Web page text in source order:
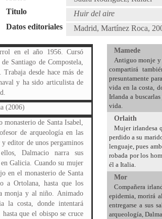
Titulo
Huir del aire
Datos editoriales
Madrid, Martínez Roca,
en el año 1956. Cursó
Santiago de Compostela,
desde hace más de
y ha sido articulista de
(2006)
de Santa Isabel,
de arqueología en las
editor de unos pergaminos
Dalmacio narra sus
Galicia. Cuando su mujer
en el monasterio de Santa
a Ortolana, hasta que los
monja y al niño. Animado
la costa, donde intentará
que el obispo se cruce
Mamede
Antiguo monje y
compartirá
presuntamente
vida en la costa,
Irlanda a
vida.
Orlaith
Mujer irlandesa
perdido a su
lenguaje, pues
robada por los
él a Italia.
Mor
Compañera
epidemia, morirá
entregarse a sus
arqueología,